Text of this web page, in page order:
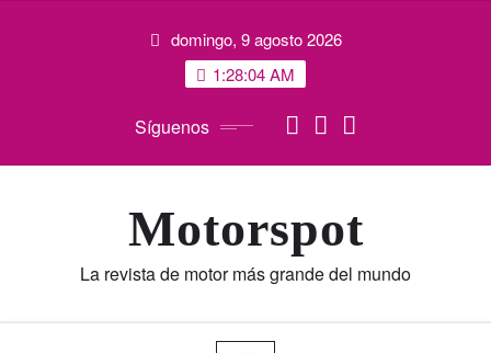
domingo, 9 agosto 2026
1:28:05 AM
Síguenos
Motorspot
La revista de motor más grande del mundo